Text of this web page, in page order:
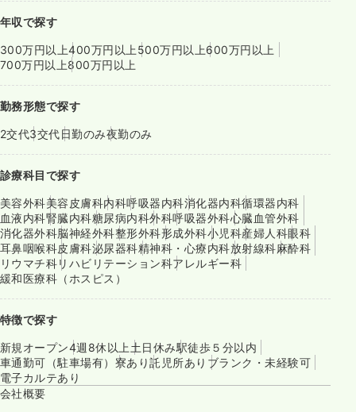
年収で探す
300万円以上400万円以上 500万円以上600万円以上
700万円以上800万円以上
勤務形態で探す
2交代3交代日勤のみ夜勤のみ
診療科目で探す
美容外科美容皮膚科内科呼吸器内科消化器内科循環器内科
血液内科腎臓内科糖尿病内科外科呼吸器外科心臓血管外科
消化器外科脳神経外科整形外科形成外科小児科産婦人科眼科
耳鼻咽喉科皮膚科泌尿器科精神科・心療内科放射線科麻酔科
リウマチ科リハビリテーション科アレルギー科
緩和医療科（ホスピス）
特徴で探す
新規オープン4週8休以上 土日休み駅徒歩５分以内
車通勤可（駐車場有） 寮あり託児所あり ブランク・未経験可
電子カルテあり
会社概要